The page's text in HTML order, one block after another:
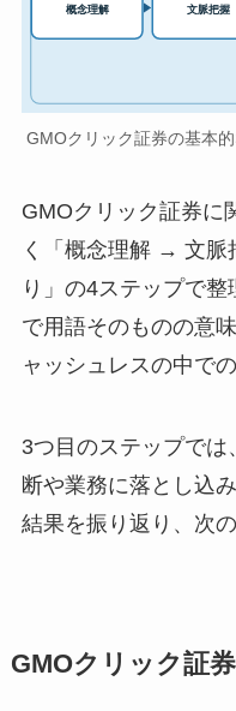
概念理解 文脈把握
GMOクリック証券の基本
GMOクリック証券に
く「概念理解 → 文
り」の4ステップで
で用語そのものの意
ャッシュレスの中で
3つ目のステップでは
断や業務に落とし込
結果を振り返り、次
GMOクリック証